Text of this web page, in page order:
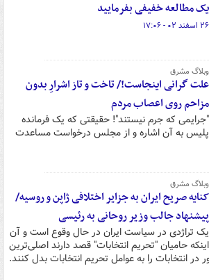
یک مطالعه خفیفی بفرمایید
۲۶ اسفند ۰۲ - ۱۷:۰۶
وبلاگ مشرق
علت گرانی اینجاست!/ تاخت و تاز اشرارِ بدون
مزاحم روی اعصاب مردم
"جرایمی که جرم نیستند"! حقیقتی که یک فرمانده
پلیس به آن اشاره و از مجلس درخواست مساعدت
وبلاگ مشرق
کنایه صریح ایران به جزایر اختلافی ژاپن و روسیه/
پیشنهاد جالب وزیر روحانی به رئیسی
یک تراژدی در سیاست ایران در حال وقوع است و آن
اینکه حامیان "تحریم انتخابات" قصد دارند اصلی‌ترین
در انتخابات را به عوامل تحریم انتخابات بدل کنند.